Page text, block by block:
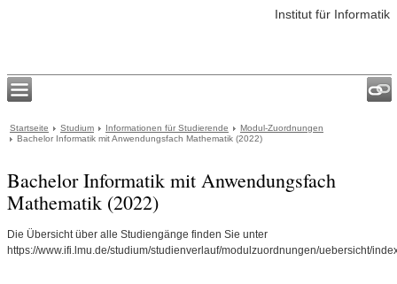
Institut für Informatik
Startseite Studium Informationen für Studierende
Modul-Zuordnungen
Bachelor Informatik mit Anwendungsfach Mathematik (2022)
Bachelor Informatik mit Anwendungsfach
Mathematik (2022)
Die Übersicht über alle Studiengänge finden Sie unter
https://www.ifi.lmu.de/studium/studienverlauf/modulzuordnungen/uebersicht/